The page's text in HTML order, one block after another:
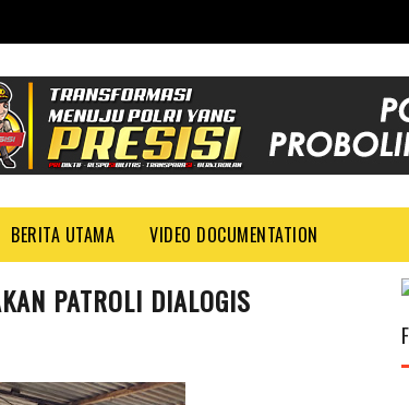
BERITA UTAMA VIDEO DOCUMENTATION
PATROLI DIALOGIS